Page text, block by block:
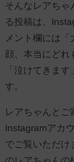
そんなレアちゃ
る投稿は、
メント欄には
顔、本当にどれ
「泣けてきま
す。
レアちゃんとご
Instagramアカ
でご覧いただけ